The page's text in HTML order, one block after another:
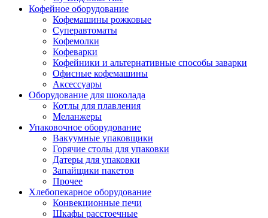
Кофейное оборудование
Кофемашины рожковые
Суперавтоматы
Кофемолки
Кофеварки
Кофейники и альтернативные способы заварки
Офисные кофемашины
Аксессуары
Оборудование для шоколада
Котлы для плавления
Меланжеры
Упаковочное оборудование
Вакуумные упаковщики
Горячие столы для упаковки
Датеры для упаковки
Запайщики пакетов
Прочее
Хлебопекарное оборудование
Конвекционные печи
Шкафы расстоечные